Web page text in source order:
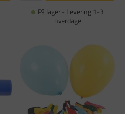
På lager - Levering 1-3
hverdage